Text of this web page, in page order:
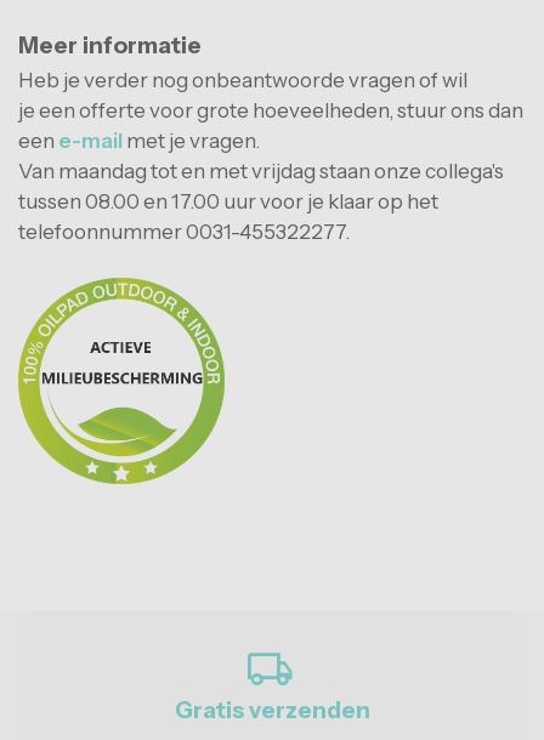
Meer informatie
Heb je verder nog onbeantwoorde vragen of wil
je een offerte voor grote hoeveelheden, stuur ons dan
een e-mail met je vragen.
Van maandag tot en met vrijdag staan ​​onze collega's
tussen 08.00 en 17.00 uur voor je klaar op het
telefoonnummer 0031-455322277.
local_shipping
Gratis verzenden